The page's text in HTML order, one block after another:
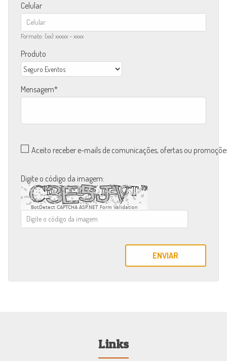
Celular
Formato: (xx) xxxxx - xxxx
Produto
Mensagem
Aceito receber e-mails de comunicações, ofertas ou
Digite o código da imagem:
BotDetect CAPTCHA ASP.NET Form Validation
ENVIAR
Links